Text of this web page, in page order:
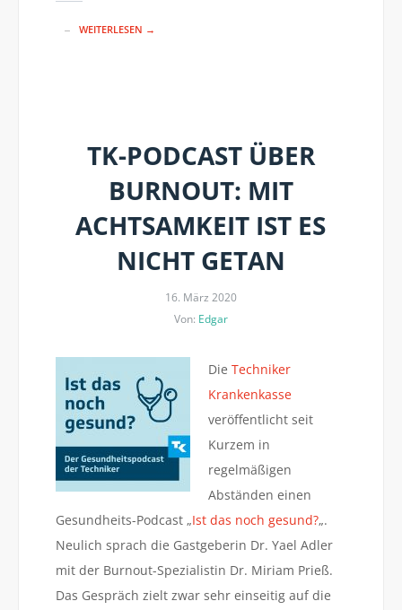
WEITERLESEN →
TK-PODCAST ÜBER
BURNOUT: MIT
ACHTSAMKEIT IST ES
NICHT GETAN
16. März 2020
Von: Edgar
Die Techniker
Krankenkasse
veröffentlicht seit
Kurzem in
regelmäßigen
Abständen einen
Gesundheits-Podcast „Ist das noch gesund?„.
Neulich sprach die Gastgeberin Dr. Yael Adler
mit der Burnout-Spezialistin Dr. Miriam Prieß.
Das Gespräch zielt zwar sehr einseitig auf die